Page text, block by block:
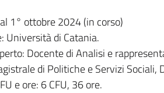
1° ottobre 2024 (in corso)
Università di Catania.
Docente di Analisi e
di Politiche e Servizi
e ore: 6 CFU, 36 ore.